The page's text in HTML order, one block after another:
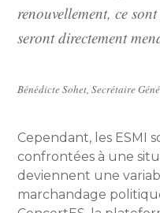
renouvellement, ce
seront directement
Bénédicte Sohet, Secrétaire
Cependant, les ESMI
confrontées à une
deviennent une
marchandage